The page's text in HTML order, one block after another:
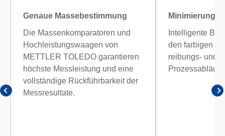
Genaue Massebestimmung
Die Massenkomparatoren und
Hochleistungswaagen von
METTLER TOLEDO garantieren
höchste Messleistung und eine
vollständige Rückführbarkeit der
Messresultate.
Minimierung
Intelligente
den farbigen
reibungs- und